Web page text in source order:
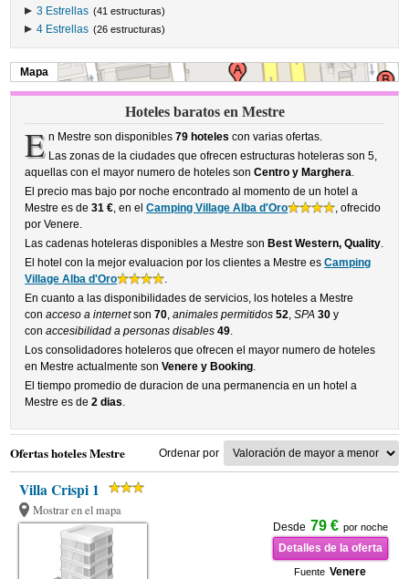
3 Estrellas (41 estructuras)
4 Estrellas (26 estructuras)
Mapa
Hoteles baratos en Mestre
E n Mestre son disponibles 79 hoteles con varias ofertas.
Las zonas de la ciudades que ofrecen estructuras hoteleras son 5,
aquellas con el mayor numero de hoteles sonCentro y Marghera.
El precio mas bajo por noche encontrado al momento de un hotel a
Mestre es de31 €, en elCamping Village Alba d'Oro
, ofrecido
por Venere.
Las cadenas hoteleras disponibles a Mestre son Best Western, Quality.
El hotel con la mejor evaluacion por los clientes a Mestre esCamping
Village Alba d'Oro
.
En cuanto a las disponibilidades de servicios, los hoteles a Mestre
conacceso a internetson70,animales permitidos 52,SPA 30 y
conaccesibilidad a personas disables 49.
Los consolidadores hoteleros que ofrecen el mayor numero de hoteles
en Mestre actualmente sonVenere y Booking.
El tiempo promedio de duracion de una permanencia en un hotel a
Mestre es de2 dias.
Ofertas hoteles Mestre Ordenar por
Villa Crispi 1
Mostrar en el mapa
Desde 79 € por noche
Detalles de la oferta
Fuente Venere